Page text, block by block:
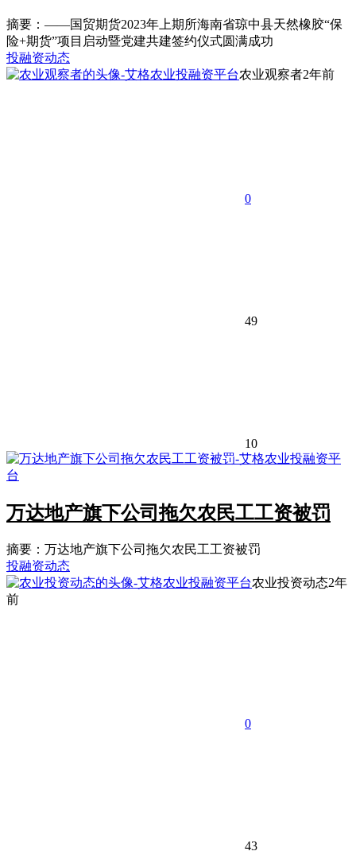
摘要：——国贸期货2023年上期所海南省琼中县天然橡胶“保
险+期货”项目启动暨党建共建签约仪式圆满成功
投融资动态
农业观察者2年前
0
49
10
万达地产旗下公司拖欠农民工工资被罚
摘要：万达地产旗下公司拖欠农民工工资被罚
投融资动态
农业投资动态2年
前
0
43